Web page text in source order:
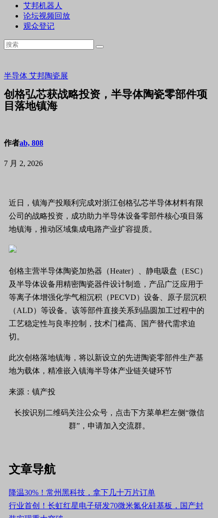
艾邦机器人
论坛视频回放
观众登记
半导体 艾邦陶瓷展
创格弘芯获战略投资，半导体陶瓷零部件项
目落地镇海
作者ab, 808
7 月 2, 2026
近日，镇海产投顺利完成对浙江创格弘芯半导体材料有限
公司的战略投资，成功助力半导体设备零部件核心项目落
地镇海，推动区域集成电路产业扩容提质。
创格主营半导体陶瓷加热器（Heater）、静电吸盘（ESC）
及半导体设备用精密陶瓷器件设计制造，产品广泛应用于
等离子体增强化学气相沉积（PECVD）设备、原子层沉积
（ALD）等设备。该等部件直接关系到晶圆加工过程中的
工艺稳定性与良率控制，技术门槛高、国产替代需求迫
切。
此次创格落地镇海，将以新设立的先进陶瓷零部件生产基
地为载体，精准嵌入镇海半导体产业链关键环节
来源：镇产投
长按识别二维码关注公众号，点击下方菜单栏左侧“微信
群”，申请加入交流群。
文章导航
降温30%！常州黑科技，拿下几十万片订单
行业首创！长虹红星电子研发70微米氮化硅基板，国产封